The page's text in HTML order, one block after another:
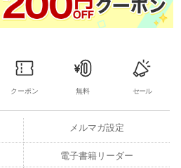
クーポン 無料 セール
メルマガ設定
電子書籍リーダー